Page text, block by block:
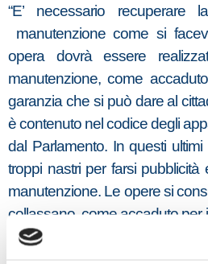
“E’ necessario recuperare
manutenzione come si
opera dovrà essere
manutenzione, come
garanzia che si può dare al
è contenuto nel codice degli
dal Parlamento. In questi
troppi nastri per farsi
manutenzione. Le opere si
collassano, come accaduto per
capita continuamente agli